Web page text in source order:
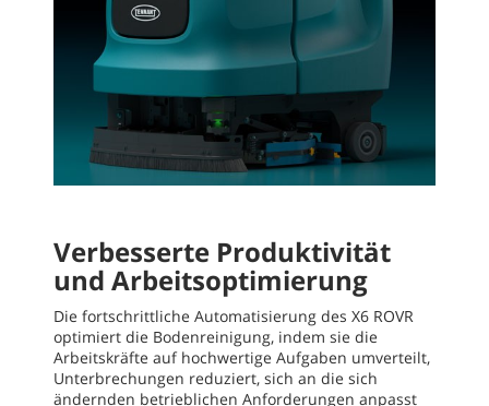
Verbesserte Produktivität
und Arbeitsoptimierung
Die fortschrittliche Automatisierung des X6 ROVR
optimiert die Bodenreinigung, indem sie die
Arbeitskräfte auf hochwertige Aufgaben umverteilt,
Unterbrechungen reduziert, sich an die sich
ändernden betrieblichen Anforderungen anpasst